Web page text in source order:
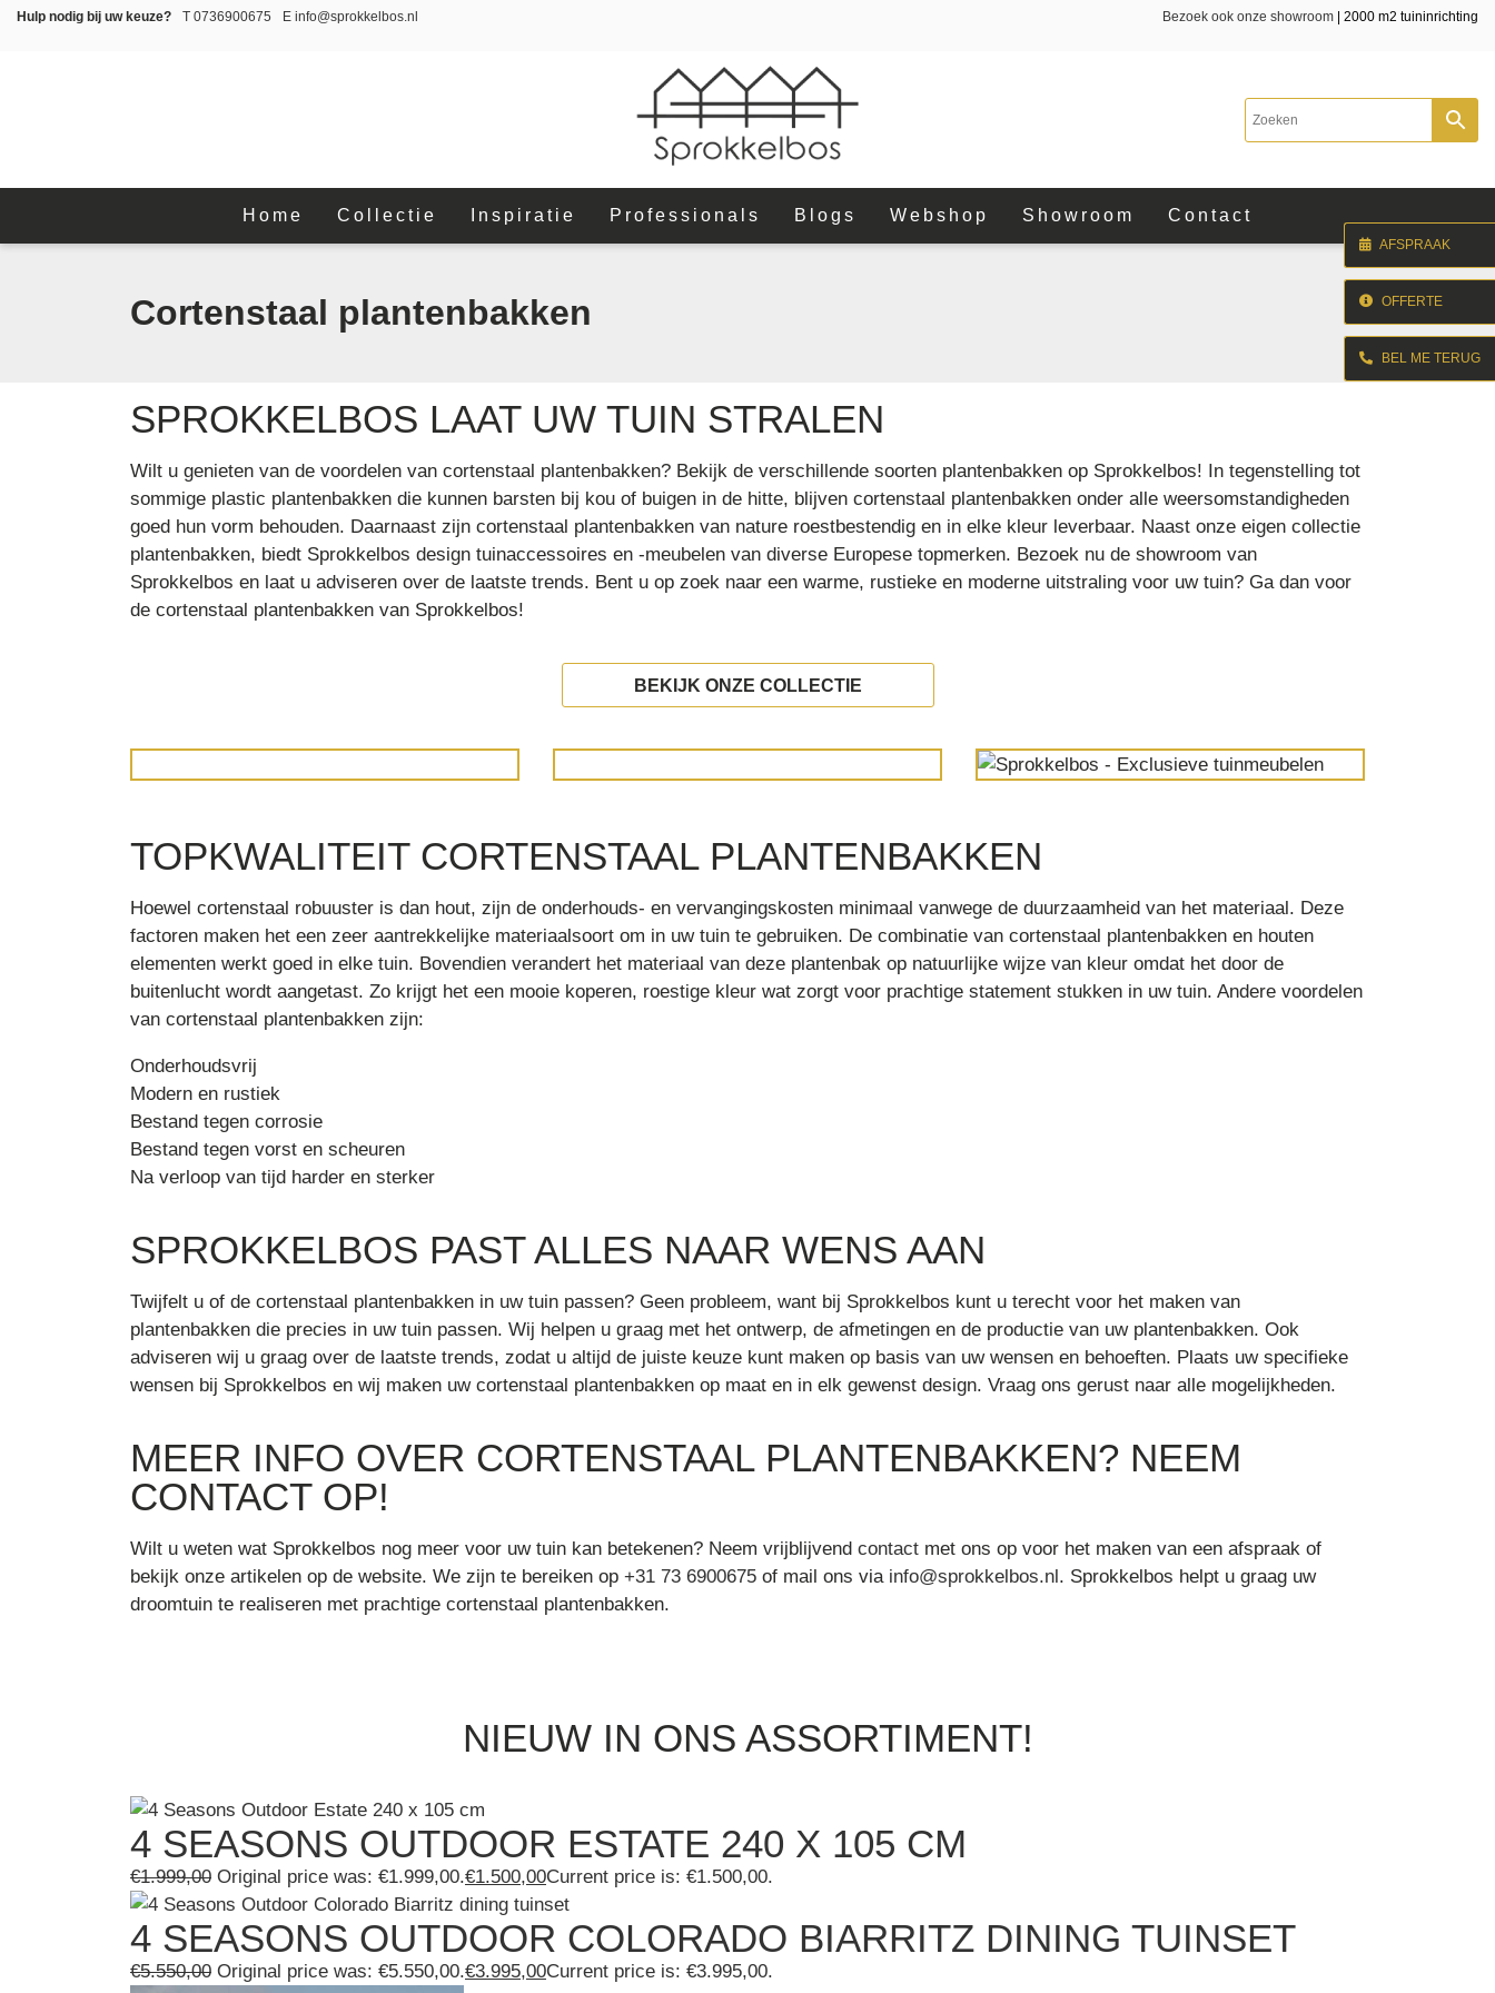
Hulp nodig bij uw keuze? T 0736900675 E info@sprokkelbos.nl Bezoek ook onze showroom | 2000 m2 tuininrichting
Home Collectie Inspiratie Professionals Blogs Webshop Showroom Contact
AFSPRAAK
OFFERTE
BEL ME TERUG
Cortenstaal plantenbakken
SPROKKELBOS LAAT UW TUIN STRALEN
Wilt u genieten van de voordelen van cortenstaal plantenbakken? Bekijk de verschillende soorten plantenbakken op Sprokkelbos! In tegenstelling tot
sommige plastic plantenbakken die kunnen barsten bij kou of buigen in de hitte, blijven cortenstaal plantenbakken onder alle weersomstandigheden
goed hun vorm behouden. Daarnaast zijn cortenstaal plantenbakken van nature roestbestendig en in elke kleur leverbaar. Naast onze eigen collectie
plantenbakken, biedt Sprokkelbos design tuinaccessoires en -meubelen van diverse Europese topmerken. Bezoek nu de showroom van
Sprokkelbos en laat u adviseren over de laatste trends. Bent u op zoek naar een warme, rustieke en moderne uitstraling voor uw tuin? Ga dan voor
de cortenstaal plantenbakken van Sprokkelbos!
BEKIJK ONZE COLLECTIE
TOPKWALITEIT CORTENSTAAL PLANTENBAKKEN
Hoewel cortenstaal robuuster is dan hout, zijn de onderhouds- en vervangingskosten minimaal vanwege de duurzaamheid van het materiaal. Deze
factoren maken het een zeer aantrekkelijke materiaalsoort om in uw tuin te gebruiken. De combinatie van cortenstaal plantenbakken en houten
elementen werkt goed in elke tuin. Bovendien verandert het materiaal van deze plantenbak op natuurlijke wijze van kleur omdat het door de
buitenlucht wordt aangetast. Zo krijgt het een mooie koperen, roestige kleur wat zorgt voor prachtige statement stukken in uw tuin. Andere voordelen
van cortenstaal plantenbakken zijn:
Onderhoudsvrij
Modern en rustiek
Bestand tegen corrosie
Bestand tegen vorst en scheuren
Na verloop van tijd harder en sterker
SPROKKELBOS PAST ALLES NAAR WENS AAN
Twijfelt u of de cortenstaal plantenbakken in uw tuin passen? Geen probleem, want bij Sprokkelbos kunt u terecht voor het maken van
plantenbakken die precies in uw tuin passen. Wij helpen u graag met het ontwerp, de afmetingen en de productie van uw plantenbakken. Ook
adviseren wij u graag over de laatste trends, zodat u altijd de juiste keuze kunt maken op basis van uw wensen en behoeften. Plaats uw specifieke
wensen bij Sprokkelbos en wij maken uw cortenstaal plantenbakken op maat en in elk gewenst design. Vraag ons gerust naar alle mogelijkheden.
MEER INFO OVER CORTENSTAAL PLANTENBAKKEN? NEEM
CONTACT OP!
Wilt u weten wat Sprokkelbos nog meer voor uw tuin kan betekenen? Neem vrijblijvend contact met ons op voor het maken van een afspraak of
bekijk onze artikelen op de website. We zijn te bereiken op +31 73 6900675 of mail ons via info@sprokkelbos.nl. Sprokkelbos helpt u graag uw
droomtuin te realiseren met prachtige cortenstaal plantenbakken.
NIEUW IN ONS ASSORTIMENT!
4 SEASONS OUTDOOR ESTATE 240 X 105 CM
€1.999,00 Original price was: €1.999,00.€1.500,00Current price is: €1.500,00.
4 SEASONS OUTDOOR COLORADO BIARRITZ DINING TUINSET
€5.550,00 Original price was: €5.550,00.€3.995,00Current price is: €3.995,00.